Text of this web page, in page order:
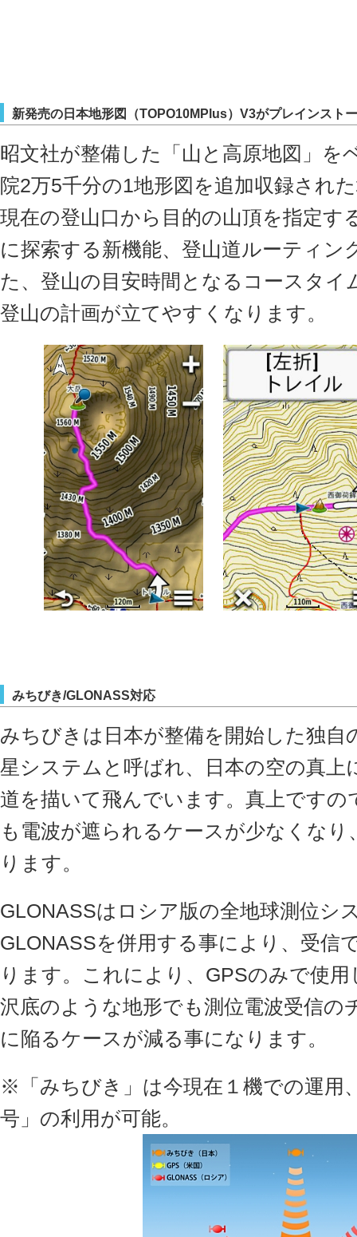
新発売の日本地形図（TOPO10MPlus）V3がプレインスト
昭文社が整備した「山と高原地図」を
院2万5千分の1地形図を追加収録され
現在の登山口から目的の山頂を指定す
に探索する新機能、登山道ルーティン
た、登山の目安時間となるコースタ
登山の計画が立てやすくなります。
みちびき/GLONASS対応
みちびきは日本が整備を開始した独自
星システムと呼ばれ、日本の空の真上
道を描いて飛んでいます。真上ですの
も電波が遮られるケースが少なくな
ります。
GLONASSはロシア版の全地球測位シ
GLONASSを併用する事により、受信
ります。これにより、GPSのみで使
沢底のような地形でも測位電波受信の
に陥るケースが減る事になります。
※「みちびき」は今現在１機での運用
号」の利用が可能。